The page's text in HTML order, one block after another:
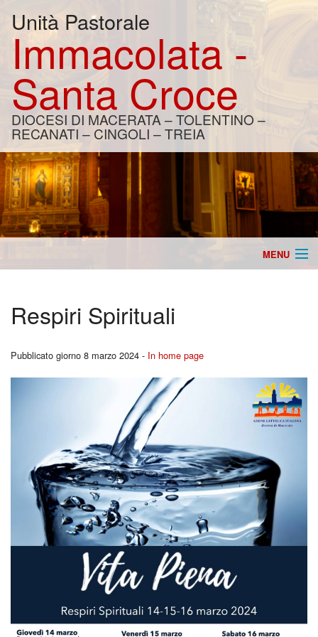
Unità Pastorale
Immacolata -
Santa Croce
DIOCESI DI MACERATA – TOLENTINO –
RECANATI – CINGOLI – TREIA
MENU
Catechesi
per
Liturgia
Carità
Pregare la Parola
Respiri Spirituali
Pubblicato giorno 8 marzo 2024 - In home page